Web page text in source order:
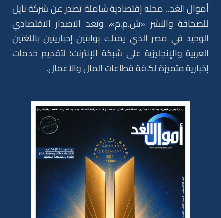
أموال الغد.. مجلة إقتصادية شاملة تصدر عن شركة نايل
للصحافة والنشر «ش.م.م»، وتعد الاصدار الاقتصادي
الوحيد في مصر الذي يمتلك بوابتين إخباريتين باللغتين
العربية والإنجليزية على شبكة الإنترنت؛ لتقديم خدمات
إخبارية متميزة لكافة قطاعات المال والأعمال.